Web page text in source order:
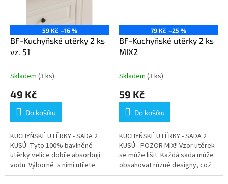
59 Kč –16 %
BF-Kuchyňské utěrky 2 ks
vz. 51
Skladem (3 ks)
49 Kč
Do košíku
KUCHYŇSKÉ UTĚRKY - SADA 2
KUSŮ Tyto 100% bavlněné
utěrky velice dobře absorbují
vodu. Výborně s nimi utřete
jakýkoliv mokrý povrch. Jsou
79 Kč –25 %
BF-Kuchyňské utěrky 2 ks
MIX2
Skladem (3 ks)
59 Kč
Do košíku
KUCHYŇSKÉ UTĚRKY - SADA 2
KUSŮ - POZOR MIX!! Vzor utěrek
se může lišit. Každá sada může
obsahovat různé designy, což
dělá každou objednávku